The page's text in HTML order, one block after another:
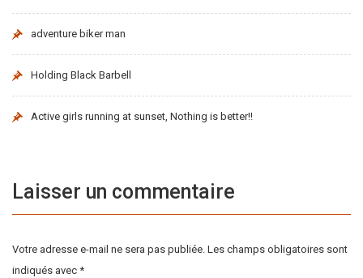
adventure biker man
Holding Black Barbell
Active girls running at sunset, Nothing is better!!
Laisser un commentaire
Votre adresse e-mail ne sera pas publiée. Les champs obligatoires sont
indiqués avec *